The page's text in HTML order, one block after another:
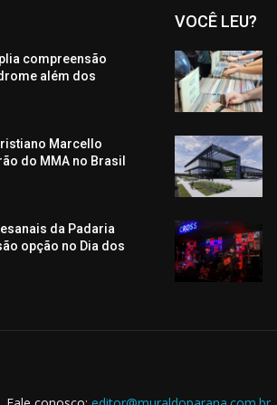
compreensão
além dos
Marcello
do MMA no Brasil
da Padaria
opção no Dia dos
VOCÊ LEU?